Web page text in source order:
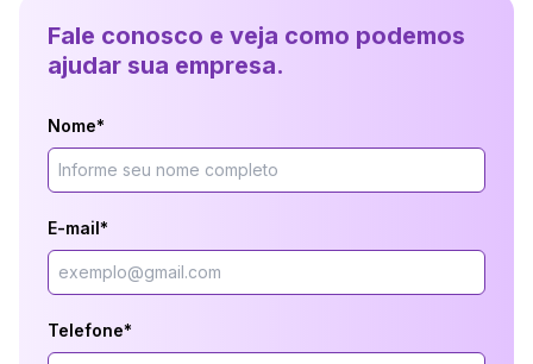
Fale conosco e veja como podemos
ajudar sua empresa.
Nome*
E-mail*
Telefone*